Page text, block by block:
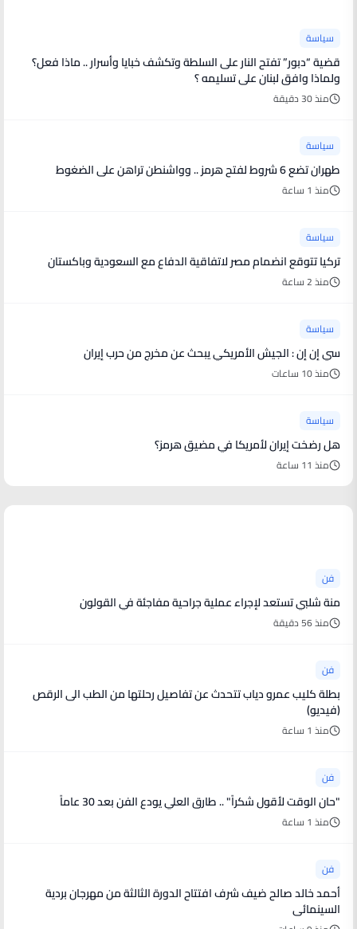
سياسة
قضية “دبور” تفتح النار على السلطة وتكشف خبايا وأسرار .. ماذا فعل؟
ولماذا وافق لبنان على تسليمه ؟
منذ 30 دقيقة
سياسة
طهران تضع 6 شروط لفتح هرمز .. وواشنطن تراهن على الضغوط
منذ 1 ساعة
سياسة
تركيا تتوقع انضمام مصر لاتفاقية الدفاع مع السعودية وباكستان
منذ 2 ساعة
سياسة
سي إن إن : الجيش الأمريكي يبحث عن مخرج من حرب إيران
منذ 10 ساعات
سياسة
هل رضخت إيران لأمريكا في مضيق هرمز؟
منذ 11 ساعة
فن
منة شلبي تستعد لإجراء عملية جراحية مفاجئة في القولون
منذ 56 دقيقة
فن
بطلة كليب عمرو دياب تتحدث عن تفاصيل رحلتها من الطب الى الرقص
(فيديو)
منذ 1 ساعة
فن
"حان الوقت لأقول شكراً" .. طارق العلي يودع الفن بعد 30 عاماً
منذ 1 ساعة
فن
أحمد خالد صالح ضيف شرف افتتاح الدورة الثالثة من مهرجان بردية
السينمائى